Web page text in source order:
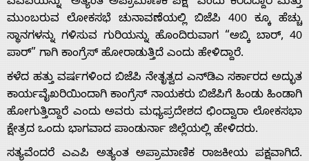
ಮುಂಬರುವ ಲೋಕಸಭೆ ಚುನಾವಣೆಯಲ್ಲಿ ಬಿಜೆಪಿ 400 ಕ್ಕೂ ಹೆಚ್ಚು
ಸ್ಥಾನಗಳನ್ನು ಗಳಿಸುವ ಗುರಿಯನ್ನು ಹೊಂದಿರುವಾಗ “ಅಬ್ಕಿ ಬಾರ್, 40
ಪಾರ್” ಗಾಗಿ ಕಾಂಗ್ರೆಸ್ ಹೋರಾಡುತ್ತಿದೆ ಎಂದು ಹೇಳಿದ್ದಾರೆ.
ಕಳೆದ ಹತ್ತು ವರ್ಷಗಳಿಂದ ಬಿಜೆಪಿ ನೇತೃತ್ವದ ಎನ್‌ಡಿಎ ಸರ್ಕಾರದ ಅದ್ಭುತ
ಕಾರ್ಯವೈಖರಿಯಿಂದಾಗಿ ಕಾಂಗ್ರೆಸ್ ನಾಯಕರು ಬಿಜೆಪಿಗೆ ಹಿಂಡು ಹಿಂಡಾಗಿ
ಹೋಗುತ್ತಿದ್ದಾರೆ ಎಂದು ಅವರು ಮಧ್ಯಪ್ರದೇಶದ ಛಿಂದ್ವಾರಾ ಲೋಕಸಭಾ
ಕ್ಷೇತ್ರದ ಒಂದು ಭಾಗವಾದ ಪಾಂಡುರ್ನಾ ಜಿಲ್ಲೆಯಲ್ಲಿ ಹೇಳಿದರು.
ಸತ್ಯವೆಂದರೆ ಎಎಪಿ ಅತ್ಯಂತ ಅಪ್ರಾಮಾಣಿಕ ರಾಜಕೀಯ ಪಕ್ಷವಾಗಿದೆ.